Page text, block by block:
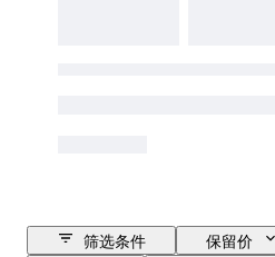
筛选条件 保留价